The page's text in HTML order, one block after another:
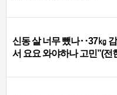
신동 살 너무 뺐나‥37㎏
서 요요 와야하나 고민”(전